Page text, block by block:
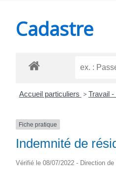
Cadastre
Accueil particuliers > Travail
Fiche pratique
Indemnité de
Vérifié le 08/07/2022 - Direction